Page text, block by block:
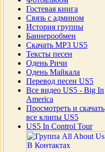
Гостевая книга
Cвязь с админом
История группы
Баннерообмен
Скачать MP3 US5
Тексты песен
Одень Ричи
Одень Майкала
Перевод песен US5
Все видео US5 - Big In
America
Просмотреть и скачать
все клипы US5
US5 In Control Tour